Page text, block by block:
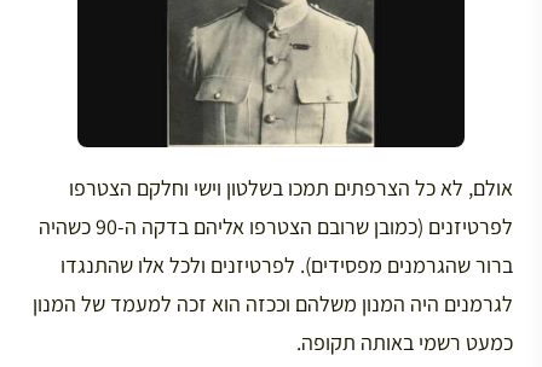
אולם, לא כל הצרפתים תמכו בשלטון וישי וחלקם הצטרפו
לפרטיזנים (כמובן שרובם הצטרפו אליהם בדקה ה-90 כשהיה
ברור שהגרמנים מפסידים). לפרטיזנים ולכל אלו שהתנגדו
לגרמנים היה המנון משלהם וככזה הוא זכה למעמד של המנון
כמעט רשמי באותה תקופה.